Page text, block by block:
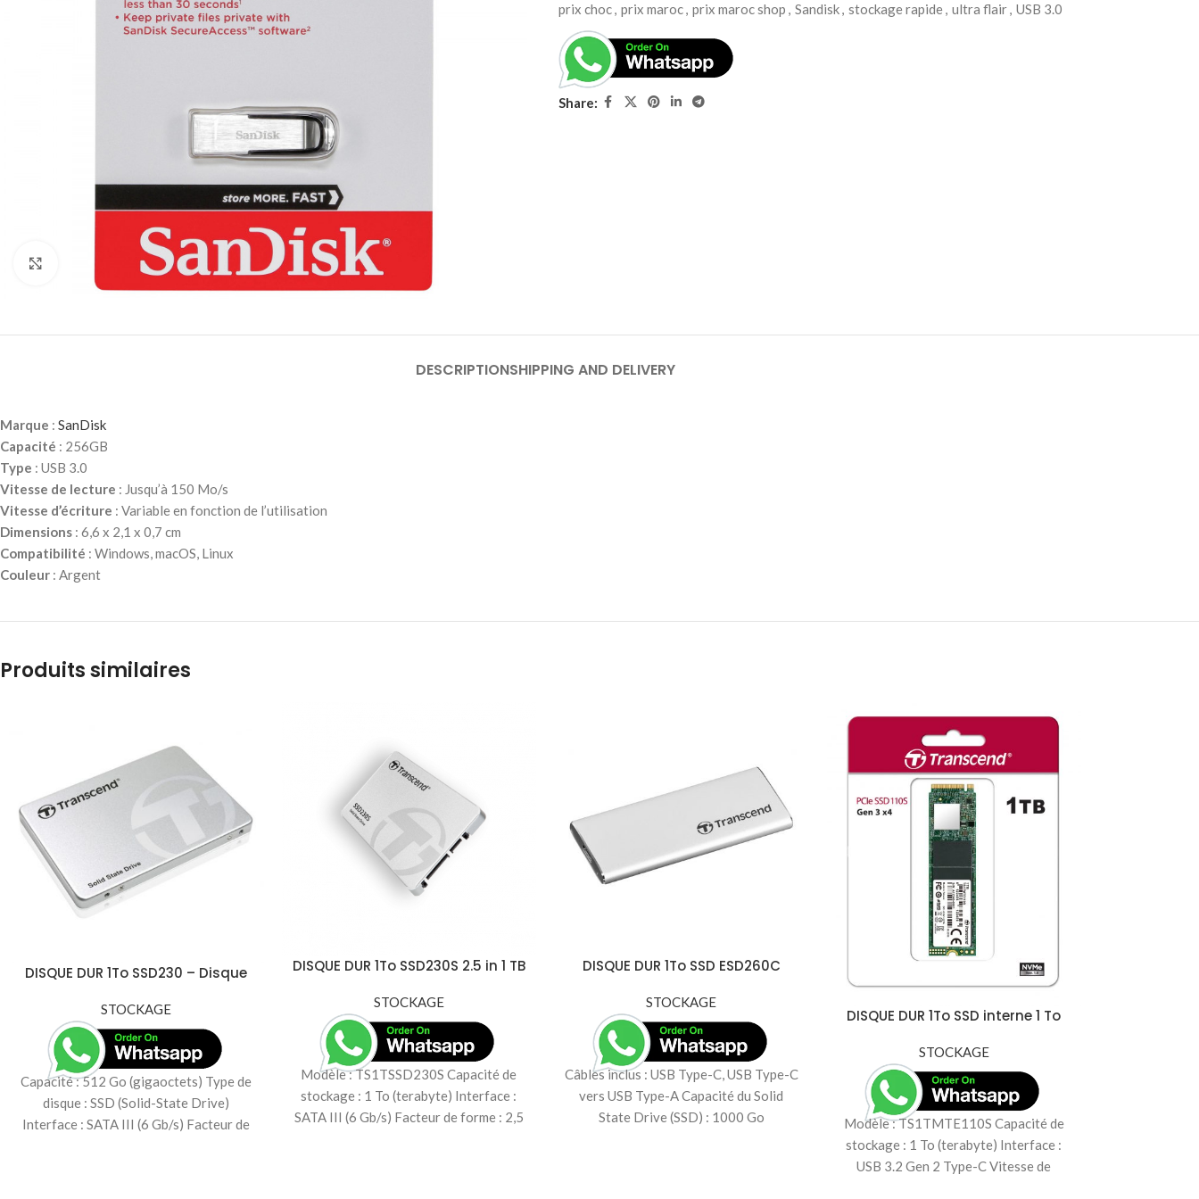
Click to enlarge
prix choc, prix maroc, prix maroc shop , Sandisk, stockage rapide, ultra flair, USB 3.0
Share:
DESCRIPTIONSHIPPING AND DELIVERY
Marque : SanDisk
Capacité : 256GB
Type : USB 3.0
Vitesse de lecture : Jusqu’à 150 Mo/s
Vitesse d’écriture : Variable en fonction de l’utilisation
Dimensions : 6,6 x 2,1 x 0,7 cm
Compatibilité : Windows, macOS, Linux
Couleur : Argent
Produits similaires
DISQUE DUR 1To SSD230 – Disque
TS512GSSD230S
STOCKAGE
Capacité : 512 Go (gigaoctets) Type de
disque : SSD (Solid-State Drive)
Interface : SATA III (6 Gb/s) Facteur de
DISQUE DUR 1To SSD230S 2.5 in 1 TB
STOCKAGE
Modèle : TS1TSSD230S Capacité de
stockage : 1 To (terabyte) Interface :
SATA III (6 Gb/s) Facteur de forme : 2,5
DISQUE DUR 1To SSD ESD260C
TS1TESD260C
STOCKAGE
Câbles inclus : USB Type-C, USB Type-C
vers USB Type-A Capacité du Solid
State Drive (SSD) : 1000 Go
DISQUE DUR 1To SSD interne 1 To
MTE110S -TS1TMTE110S
STOCKAGE
Modèle : TS1TMTE110S Capacité de
stockage : 1 To (terabyte) Interface :
USB 3.2 Gen 2 Type-C Vitesse de